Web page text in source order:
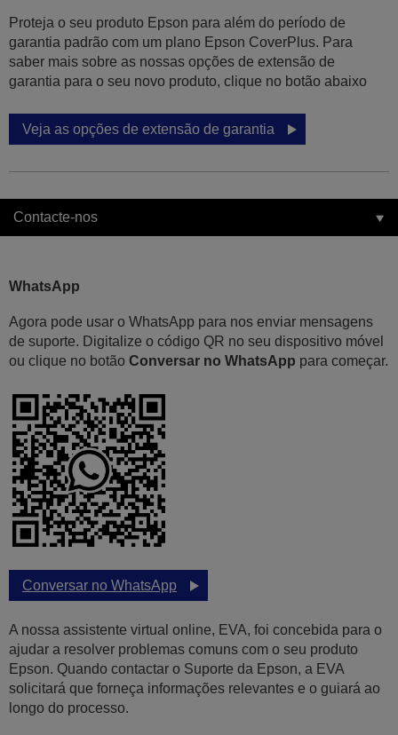
Proteja o seu produto Epson para além do período de
garantia padrão com um plano Epson CoverPlus. Para
saber mais sobre as nossas opções de extensão de
garantia para o seu novo produto, clique no botão abaixo
Veja as opções de extensão de garantia
Contacte-nos
WhatsApp
Agora pode usar o WhatsApp para nos enviar mensagens
de suporte. Digitalize o código QR no seu dispositivo móvel
ou clique no botão Conversar no WhatsApp para começar.
Conversar no WhatsApp
A nossa assistente virtual online, EVA, foi concebida para o
ajudar a resolver problemas comuns com o seu produto
Epson. Quando contactar o Suporte da Epson, a EVA
solicitará que forneça informações relevantes e o guiará ao
longo do processo.